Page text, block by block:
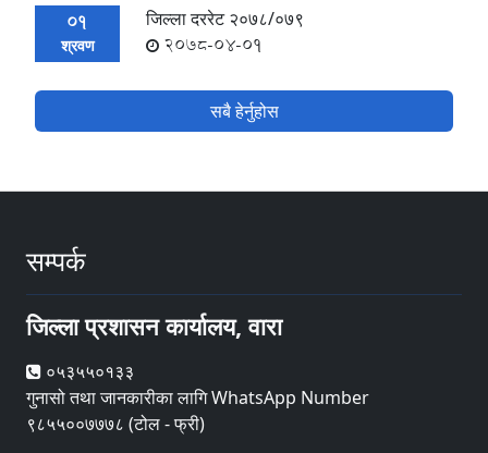
01
श्रवण
जिल्ला दररेट २०७८/०७९
2078-04-01
सबै हेर्नुहोस
सम्पर्क
जिल्ला प्रशासन कार्यालय, वारा
०५३५५०१३३
गुनासो तथा जानकारीका लागि WhatsApp Number
९८५५००७७७८ (टोल - फ्री)